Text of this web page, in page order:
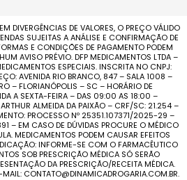
DIVERGÊNCIAS DE VALORES, O PREÇO VÁLIDO
SUJEITAS A ANÁLISE E CONFIRMAÇÃO DE
E CONDIÇÕES DE PAGAMENTO PODEM
AVISO PRÉVIO. DFP MEDICAMENTOS LTDA –
ESPECIAIS. INSCRITA NO CNPJ:
AVENIDA RIO BRANCO, 847 – SALA 1008 –
– FLORIANÓPOLIS – SC – HORÁRIO DE
A SEXTA-FEIRA – DAS 09:00 AS 18:00 –
ALMEIDA DA PAIXÃO – CRF/SC: 21.254 –
PROCESSO Nº 25351.107371/2025-29 –
– EM CASO DE DÚVIDAS PROCURE O MÉDICO
MEDICAMENTOS PODEM CAUSAR EFEITOS
INFORME-SE COM O FARMACÊUTICO
SOB PRESCRIÇÃO MÉDICA SÓ SERÃO
DA PRESCRIÇÃO/RECEITA MÉDICA.
MAIL: CONTATO@DINAMICADROGARIA.COM.BR.